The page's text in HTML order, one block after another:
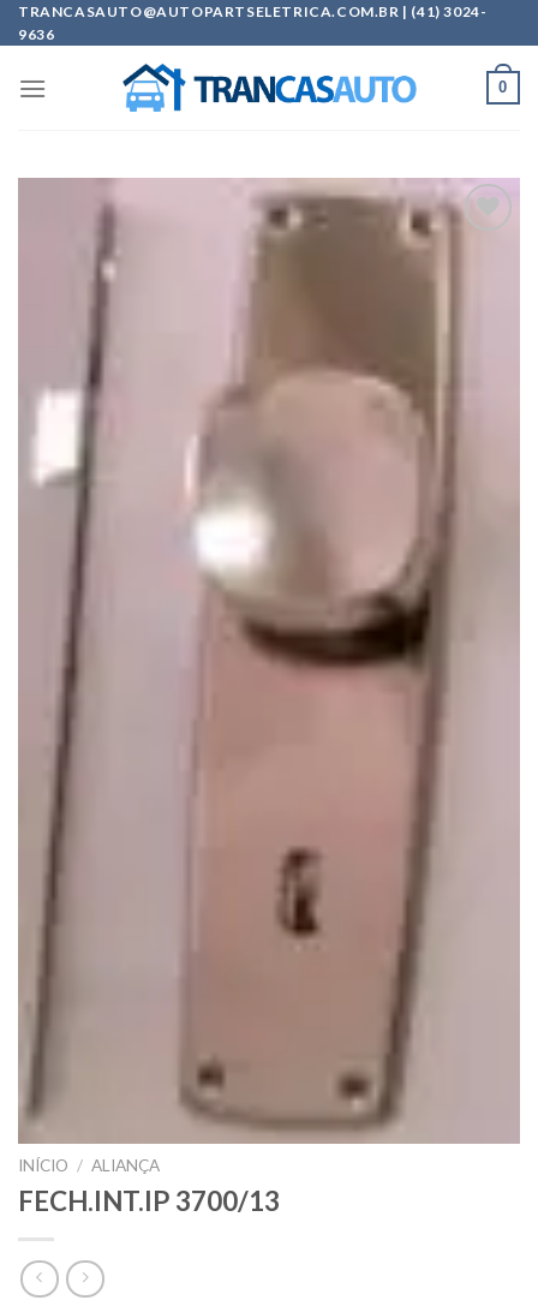
Skip
to
TRANCASAUTO@AUTOPARTSELETRICA.COM.BR | (41) 3024-
9636
0
INÍCIO / ALIANÇA
FECH.INT.IP 3700/13